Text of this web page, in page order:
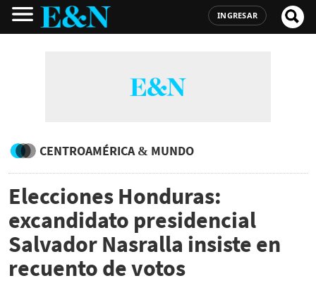
INGRESAR
CENTROAMÉRICA & MUNDO
Elecciones Honduras:
excandidato presidencial
Salvador Nasralla insiste en
recuento de votos